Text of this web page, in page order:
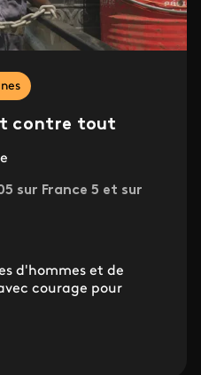
contre tout
sur France 5 et sur
d'hommes et de
courage pour